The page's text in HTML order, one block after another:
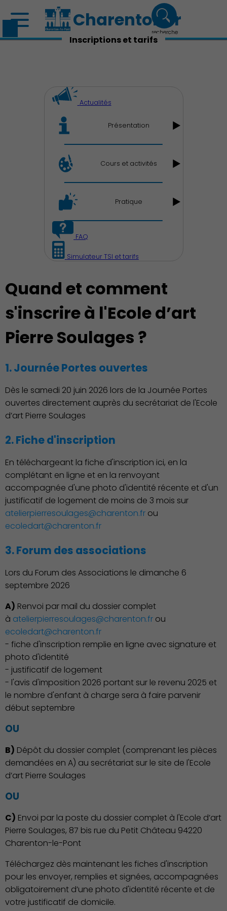
Découvrir Charenton
Démocratie locale
Famille
Action Sociale Solidarité
Charenton.fr
recherche
Inscriptions et tarifs
Actualités
Présentation
Cours et activités
Pratique
FAQ
Simulateur TSI et tarifs
Quand et comment
s'inscrire à l'Ecole d’art
Pierre Soulages ?
1. Journée Portes ouvertes
Dès le samedi 20 juin 2026 lors de la Journée Portes
ouvertes directement auprès du secrétariat de l'Ecole
d’art Pierre Soulages
2. Fiche d'inscription
En téléchargeant la fiche d'inscription ici, en la
complétant en ligne et en la renvoyant
accompagnée d'une photo d'identité récente et d'un
justificatif de logement de moins de 3 mois sur
atelierpierresoulages@charenton.fr ou
ecoledart@charenton.fr
3. Forum des associations
Lors du Forum des Associations le dimanche 6
septembre 2026
A) Renvoi par mail du dossier complet
à atelierpierresoulages@charenton.fr ou
ecoledart@charenton.fr
- fiche d'inscription remplie en ligne avec signature et
photo d'identité
- justificatif de logement
- l'avis d'imposition 2026 portant sur le revenu 2025 et
le nombre d'enfant à charge sera à faire parvenir
début septembre
OU
B) Dépôt du dossier complet (comprenant les pièces
demandées en A) au secrétariat sur le site de l'Ecole
d’art Pierre Soulages
OU
C) Envoi par la poste du dossier complet à l'Ecole d’art
Pierre Soulages, 87 bis rue du Petit Château 94220
Charenton-le-Pont
Téléchargez dès maintenant les fiches d'inscription
pour les envoyer, remplies et signées, accompagnées
obligatoirement d’une photo d'identité récente et de
votre justificatif de domicile.